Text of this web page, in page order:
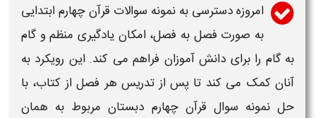
امروزه دسترسی به نمونه سوالات قرآن چهارم ابتدایی
به صورت فصل به فصل، امکان یادگیری منظم و گام
به گام را برای دانش آموزان فراهم می کند. این رویکرد به
آنان کمک می کند تا پس از تدریس هر فصل از کتاب، با
حلنمونه سوال قرآن چهارم دبستانمربوط به همان